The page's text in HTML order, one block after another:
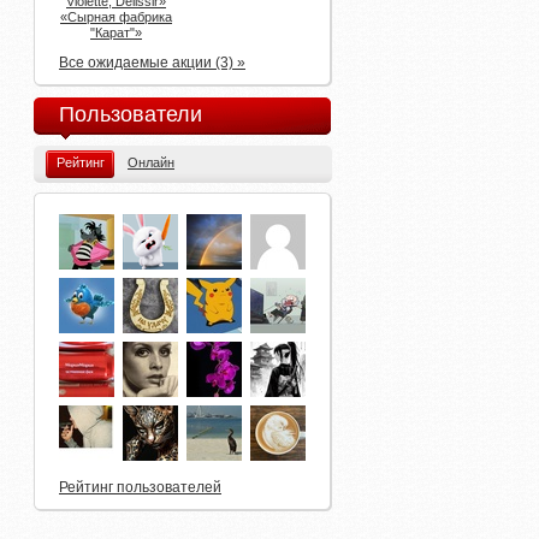
«Сырная фабрика
"Карат"»
Все ожидаемые акции (3) »
Пользователи
Рейтинг Онлайн
Рейтинг пользователей